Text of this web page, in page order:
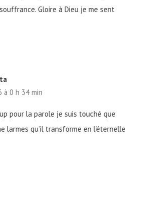
Gloire à Dieu je me sent
à 0 h 34 min
pour la parole je suis touché que
larmes qu’il transforme en l’éternelle